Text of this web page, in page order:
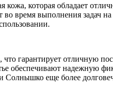
кожа, которая обладает
во время выполнения задач
гарантирует отличную
обеспечивают надежную
Солнышко еще более